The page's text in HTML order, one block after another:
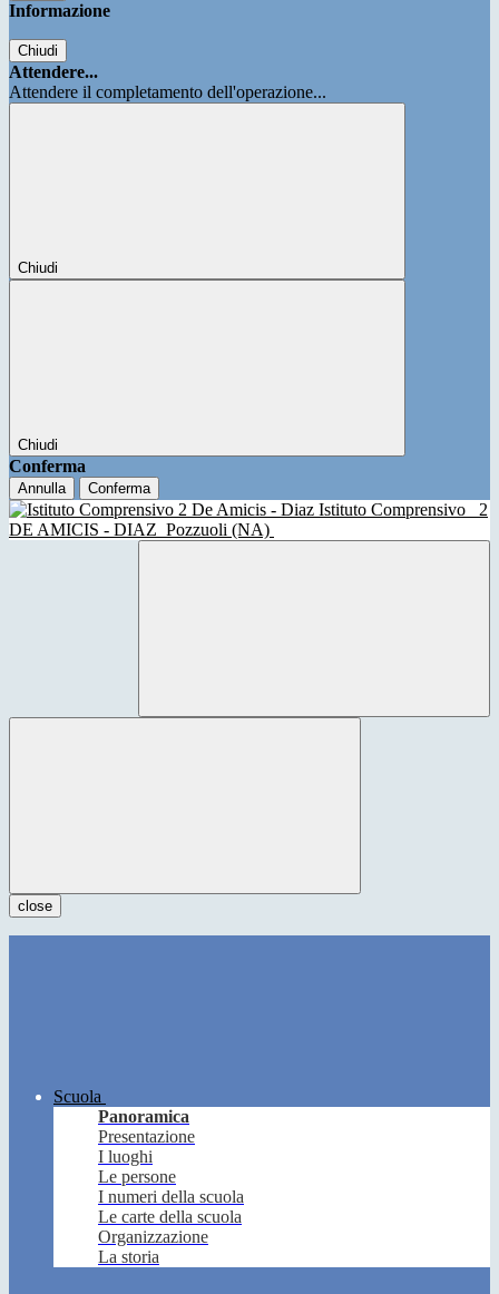
Informazione
Chiudi
Attendere...
Attendere il completamento dell'operazione...
Chiudi
Chiudi
Conferma
Annulla Conferma
Istituto Comprensivo
2
DE AMICIS - DIAZ Pozzuoli (NA)
close
Scuola
Panoramica
Presentazione
I luoghi
Le persone
I numeri della scuola
Le carte della scuola
Organizzazione
La storia